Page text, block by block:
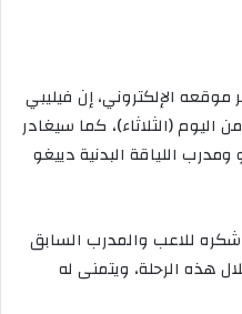
موقعه الإلكتروني، إن فيليبي
اليوم (الثلاثاء)، كما سيغادر
اللياقة البدنية دييغو
للاعب والمدرب السابق
هذه الرحلة، ويتمنى له